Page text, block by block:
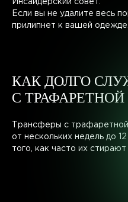
Инсайдерский совет:
Если вы не удалите весь
прилипнет к вашей одежде.
КАК ДОЛГО
С
Трансферы с
от нескольких недель до
того, как часто их